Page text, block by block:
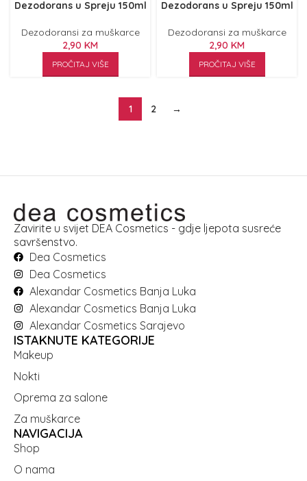
Dezodorans u Spreju 150ml
Dezodoransi za muškarce
2,90 KM
PROČITAJ VIŠE
Dezodorans u Spreju 150ml
Dezodoransi za muškarce
2,90 KM
PROČITAJ VIŠE
1 2 →
Zavirite u svijet DEA Cosmetics - gdje ljepota susreće
savršenstvo.
Dea Cosmetics
Dea Cosmetics
Alexandar Cosmetics Banja Luka
Alexandar Cosmetics Banja Luka
Alexandar Cosmetics Sarajevo
ISTAKNUTE KATEGORIJE
Makeup
Nokti
Oprema za salone
Za muškarce
NAVIGACIJA
Shop
O nama